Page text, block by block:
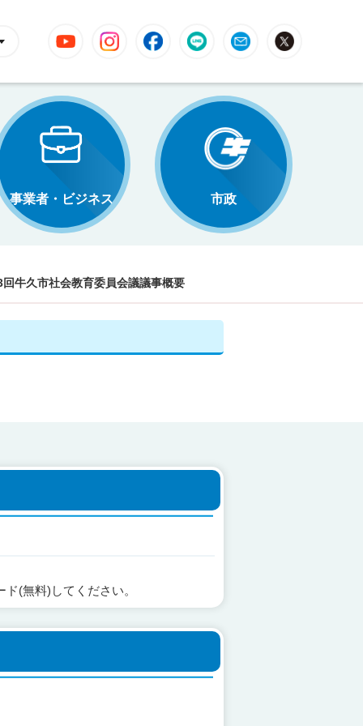
YouTube InstagramFacebookLINE Mail
事業者・ビジネス 市政
牛久市社会教育委員会議議事概要
ド(無料)してください。